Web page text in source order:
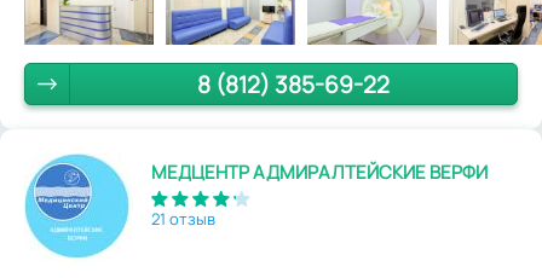
8 (812) 385-69-22
МЕДЦЕНТР АДМИРАЛТЕЙСКИЕ ВЕРФИ
21 отзыв